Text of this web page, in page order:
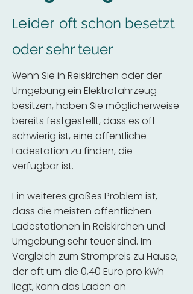
Leider oft schon besetzt
oder sehr teuer
Wenn Sie in Reiskirchen oder der
Umgebung ein Elektrofahrzeug
besitzen, haben Sie möglicherweise
bereits festgestellt, dass es oft
schwierig ist, eine öffentliche
Ladestation zu finden, die
verfügbar ist.
Ein weiteres großes Problem ist,
dass die meisten öffentlichen
Ladestationen in Reiskirchen und
Umgebung sehr teuer sind. Im
Vergleich zum Strompreis zu Hause,
der oft um die 0,40 Euro pro kWh
liegt, kann das Laden an